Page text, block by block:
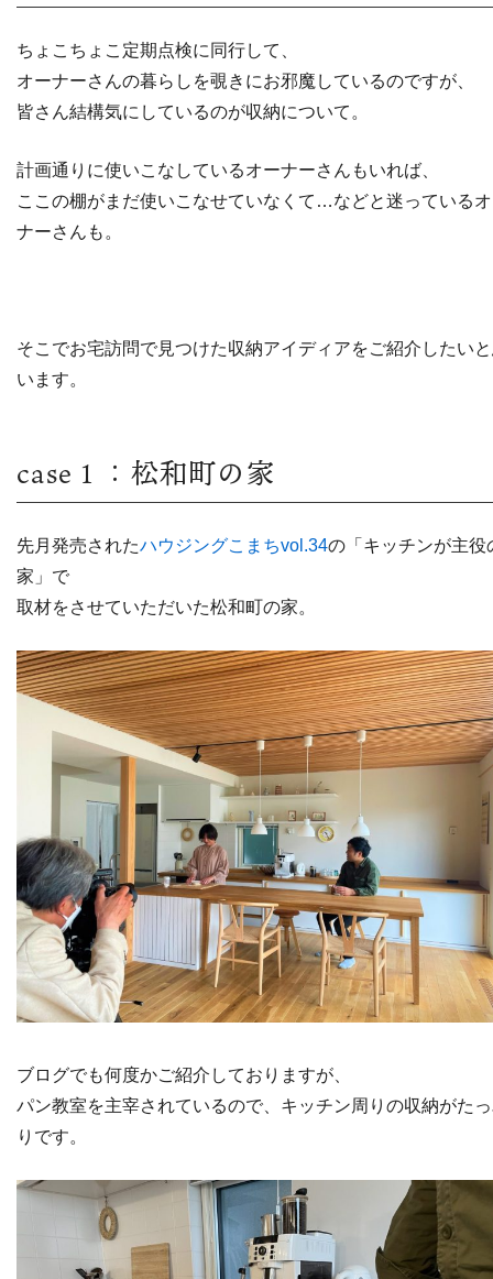
ちょこちょこ定期点検に同行して、
オーナーさんの暮らしを覗きにお邪魔しているのですが、
皆さん結構気にしているのが収納について。
計画通りに使いこなしているオーナーさんもいれば、
ここの棚がまだ使いこなせていなくて…などと迷っている
ナーさんも。
そこでお宅訪問で見つけた収納アイディアをご紹介したい
います。
case１：松和町の家
先月発売されたハウジングこまちvol.34の「キッチンが主役
家」で
取材をさせていただいた松和町の家。
ブログでも何度かご紹介しておりますが、
パン教室を主宰されているので、キッチン周りの収納がた
りです。